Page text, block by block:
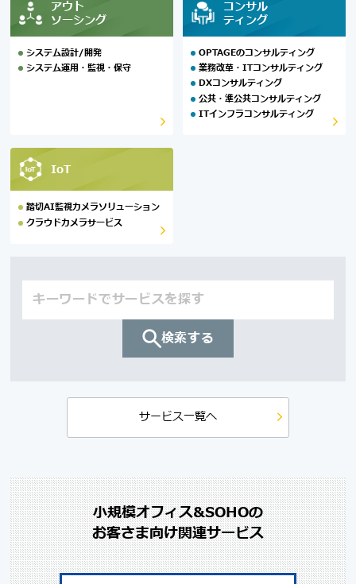
アウト
ソーシング
システム設計/開発
システム運用・監視・保守
コンサル
ティング
OPTAGEのコンサルティング
業務改革・ITコンサルティング
DXコンサルティング
公共・準公共コンサルティング
ITインフラコンサルティング
IoT
踏切AI監視カメラソリューション
クラウドカメラサービス
検索する
サービス一覧へ
小規模オフィス&SOHOの
お客さま向け関連サービス